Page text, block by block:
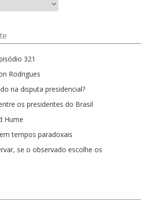
321
Rodrigues
na disputa presidencial?
os presidentes do Brasil
Hume
tempos paradoxais
se o observado escolhe os